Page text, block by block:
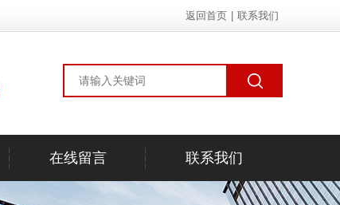
返回首页 联系我们
在线留言 联系我们